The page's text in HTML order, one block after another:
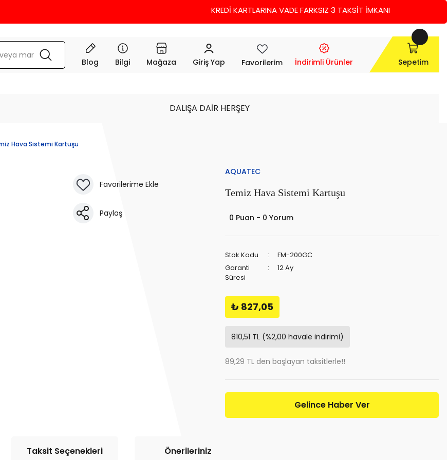
KREDİ KARTLARINA VADE FARKSIZ 3 TAKSİT İMKANI
Blog Bilgi Mağaza Giriş Yap Favorilerim İndirimli Ürünler Sepetim
DALIŞA DAİR HERŞEY
Hava Sistemi Kartuşu
Paylaş
AQUATEC
Temiz Hava Sistemi Kartuşu
0 Puan - 0 Yorum
Stok Kodu
FM-200GC
Garanti
Süresi
12 Ay
₺ 827,05
810,51 TL (%2,00 havale indirimi)
89,29 TL den başlayan taksitlerle!!
Gelince Haber Ver
Taksit Seçenekleri Önerileriniz